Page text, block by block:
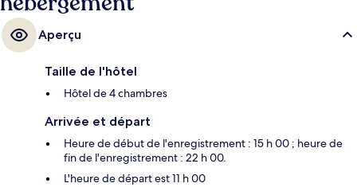
Aperçu
Taille de l'hôtel
Hôtel de 4 chambres
Arrivée et départ
Heure de début de l'enregistrement : 15 h 00 ; heure de
fin de l'enregistrement : 22 h 00.
L'heure de départ est 11 h 00